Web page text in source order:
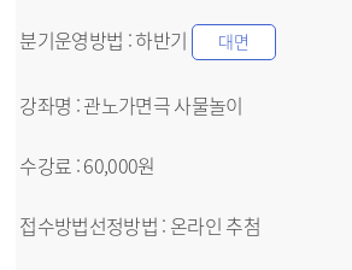
하반기 대면
관노가면극 사물놀이
60,000원
온라인 추첨